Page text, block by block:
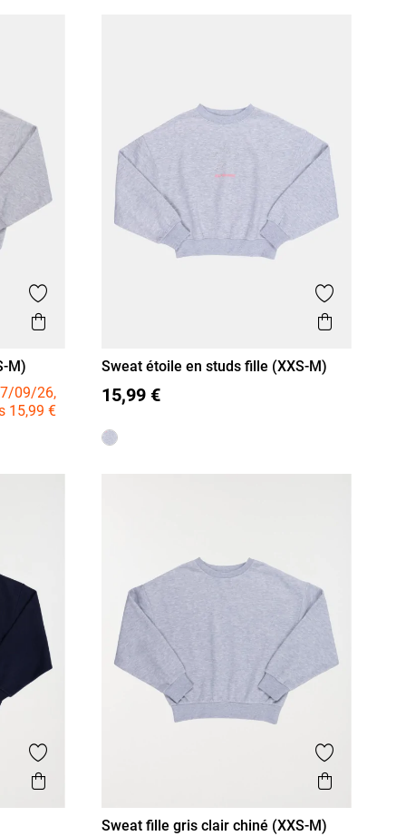
Ajouter aux favoris
Aperçu rapide
M)
09/26,
15,99 €
Ajouter
Aperçu
XXS/12A XS/14A S/16A
Sweat étoile en studs fille (XXS-M)
15,99 €
Ajouter aux favoris
Aperçu rapide Ajouter
Aperçu
XXS/12A XS/14A S/16A
Sweat fille gris clair chiné (XXS-M)